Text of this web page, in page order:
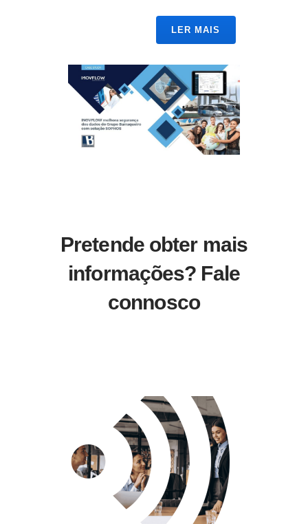
LER MAIS
Pretende obter mais
informações? Fale
connosco